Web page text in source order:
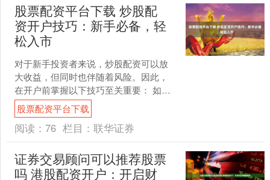
股票配资平台下载 炒股配
资开户技巧：新手必备，轻
松入市
对于新手投资者来说，炒股配资可以放
大收益，但同时也伴随着风险。因此，
在开户前掌握以下技巧至关重要： 如果
你对股票配资行业充满热情，渴望在财
富管理领域大展身手，我....
股票配资平台下载
阅读： 76 栏目： 联华证券
证券交易顾问可以推荐股票
吗 港股配资开户：开启财